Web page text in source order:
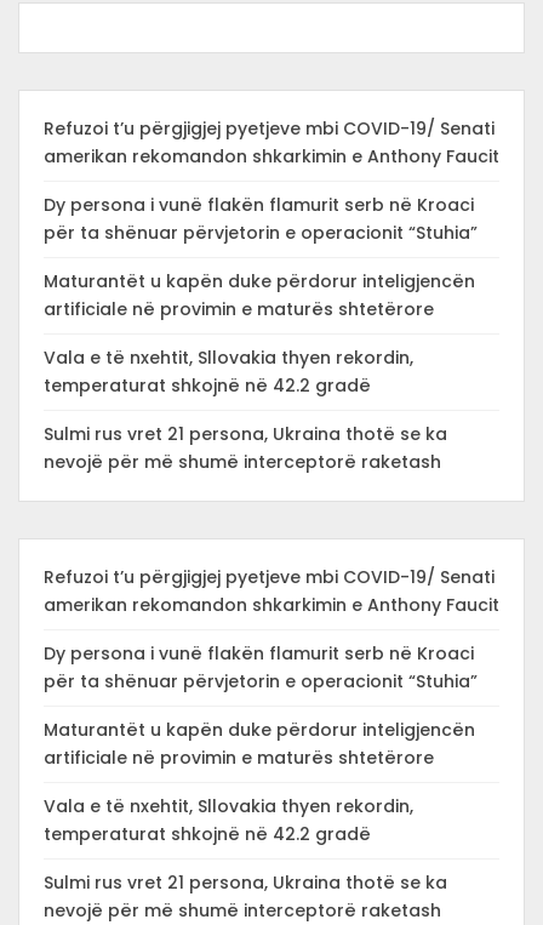
Refuzoi t’u përgjigjej pyetjeve mbi COVID-19/ Senati
amerikan rekomandon shkarkimin e Anthony Faucit
Dy persona i vunë flakën flamurit serb në Kroaci
për ta shënuar përvjetorin e operacionit “Stuhia”
Maturantët u kapën duke përdorur inteligjencën
artificiale në provimin e maturës shtetërore
Vala e të nxehtit, Sllovakia thyen rekordin,
temperaturat shkojnë në 42.2 gradë
Sulmi rus vret 21 persona, Ukraina thotë se ka
nevojë për më shumë interceptorë raketash
Refuzoi t’u përgjigjej pyetjeve mbi COVID-19/ Senati
amerikan rekomandon shkarkimin e Anthony Faucit
Dy persona i vunë flakën flamurit serb në Kroaci
për ta shënuar përvjetorin e operacionit “Stuhia”
Maturantët u kapën duke përdorur inteligjencën
artificiale në provimin e maturës shtetërore
Vala e të nxehtit, Sllovakia thyen rekordin,
temperaturat shkojnë në 42.2 gradë
Sulmi rus vret 21 persona, Ukraina thotë se ka
nevojë për më shumë interceptorë raketash